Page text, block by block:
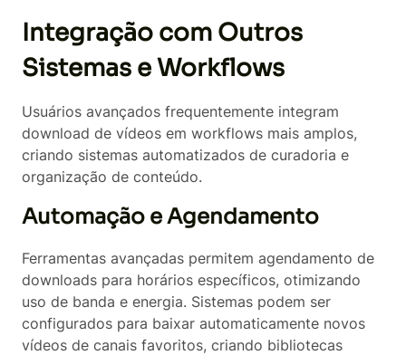
Integração com Outros
Sistemas e Workflows
Usuários avançados frequentemente integram
download de vídeos em workflows mais amplos,
criando sistemas automatizados de curadoria e
organização de conteúdo.
Automação e Agendamento
Ferramentas avançadas permitem agendamento de
downloads para horários específicos, otimizando
uso de banda e energia. Sistemas podem ser
configurados para baixar automaticamente novos
vídeos de canais favoritos, criando bibliotecas